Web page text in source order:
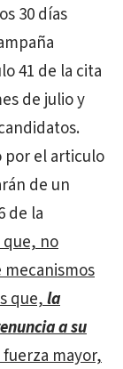
30 días
41 de la cita
de julio y
por el articulo
de un
de la
no
que,la
a su
mayor,